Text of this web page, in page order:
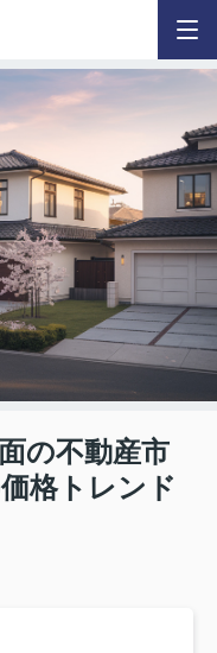
の不動産市
格トレンド